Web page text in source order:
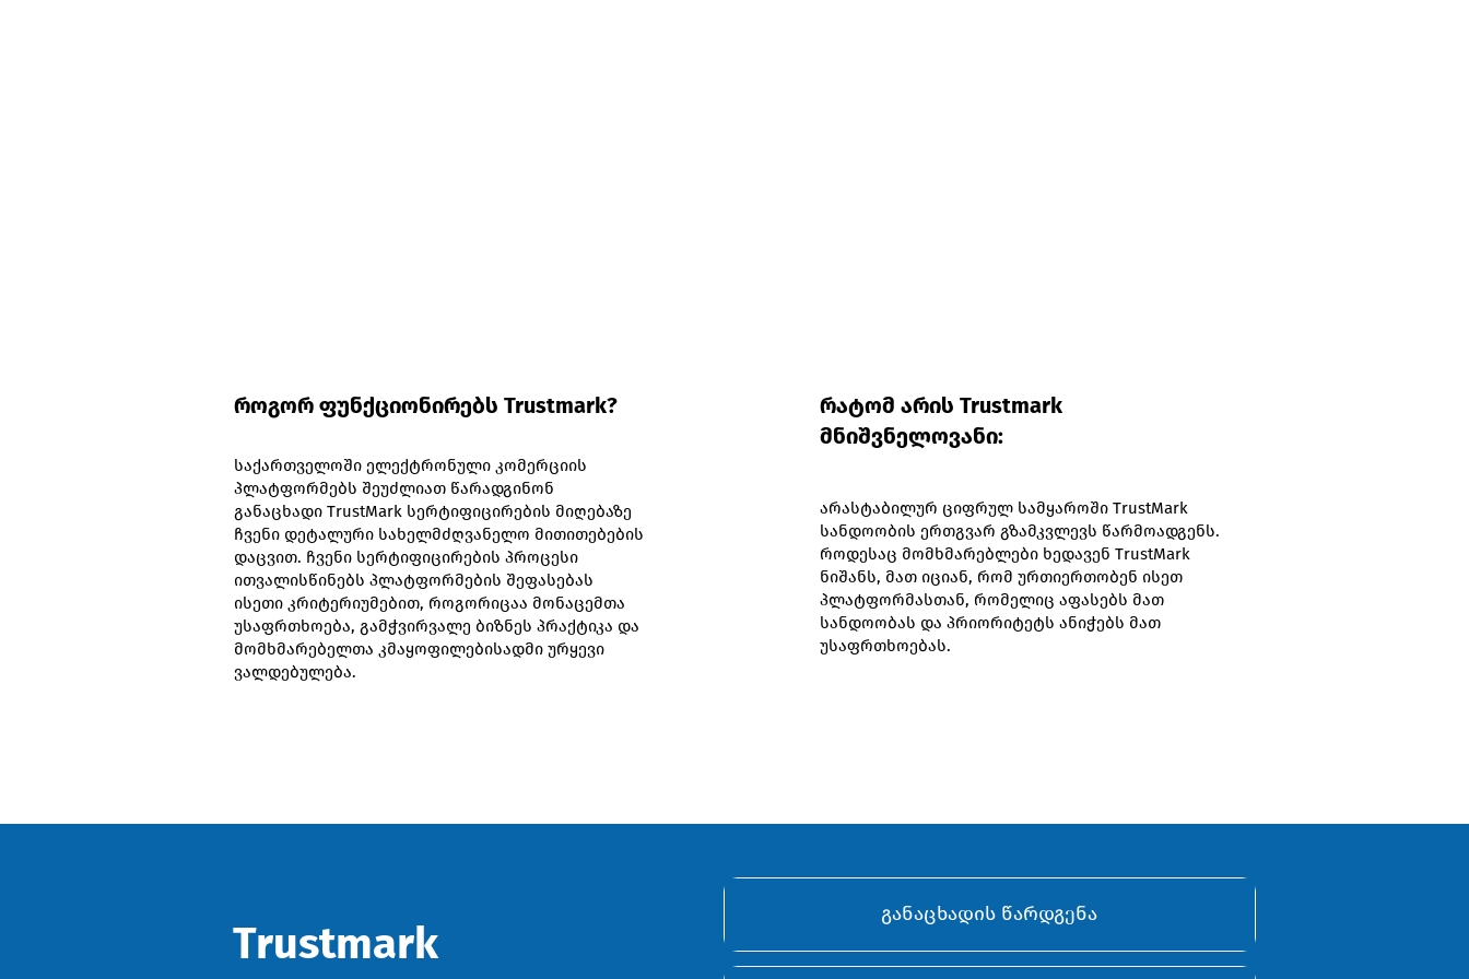
როგორ ფუნქციონირებს Trustmark?
საქართველოში ელექტრონული კომერციის
პლატფორმებს შეუძლიათ წარადგინონ
განაცხადი TrustMark სერტიფიცირების მიღებაზე
ჩვენი დეტალური სახელმძღვანელო მითითებების
დაცვით. ჩვენი სერტიფიცირების პროცესი
ითვალისწინებს პლატფორმების შეფასებას
ისეთი კრიტერიუმებით, როგორიცაა მონაცემთა
უსაფრთხოება, გამჭვირვალე ბიზნეს პრაქტიკა და
მომხმარებელთა კმაყოფილებისადმი ურყევი
ვალდებულება.
რატომ არის Trustmark
მნიშვნელოვანი:
არასტაბილურ ციფრულ სამყაროში TrustMark
სანდოობის ერთგვარ გზამკვლევს წარმოადგენს.
როდესაც მომხმარებლები ხედავენ TrustMark
ნიშანს, მათ იციან, რომ ურთიერთობენ ისეთ
პლატფორმასთან, რომელიც აფასებს მათ
სანდოობას და პრიორიტეტს ანიჭებს მათ
უსაფრთხოებას.
Trustmark
განაცხადის წარდგენა